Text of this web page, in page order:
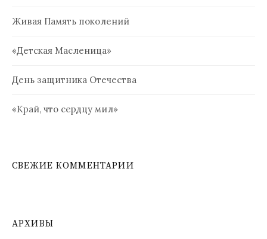
Живая Память поколений
«Детская Масленица»
День защитника Отечества
«Край, что сердцу мил»
СВЕЖИЕ КОММЕНТАРИИ
АРХИВЫ